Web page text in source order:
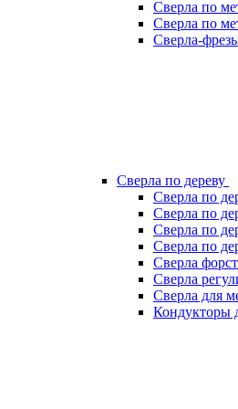
Сверла по
Сверла по
Сверла-
Сверла по дереву
Сверла по
Сверла по
Сверла по
Сверла по
Сверла
Сверла
Сверла для
Кондукторы